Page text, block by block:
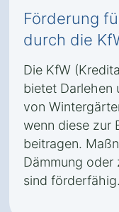
Förderung
durch die
Die KfW
bietet Darlehen
von
wenn diese zur
beitragen.
Dämmung oder
sind förderfähig.